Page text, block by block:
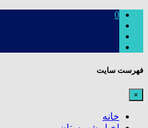
0
فهرست سایت
×
خانه